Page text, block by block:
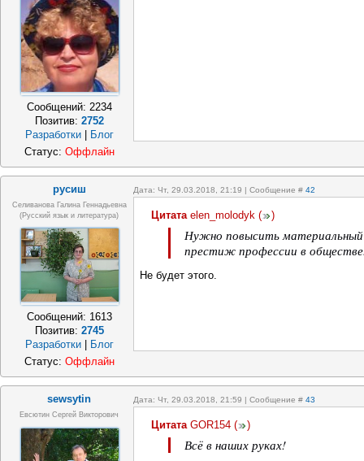
Сообщений: 2234
Позитив: 2752
Разработки
Блог
Статус: Оффлайн
русиш Дата: Чт, 29.03.2018, 21:19 | Сообщение # 42
Селиванова Галина Геннадьевна
(русский язык и литература)
Сообщений: 1613
Позитив: 2745
Разработки
Блог
Цитата elen_molodyk ( )
Нужно повысить
престиж профессии в
Не будет этого.
Статус: Оффлайн
sewsytin Дата: Чт, 29.03.2018, 21:59 | Сообщение # 43
Евсютин Сергей Викторович
Цитата GOR154 ( )
Всё в наших руках!